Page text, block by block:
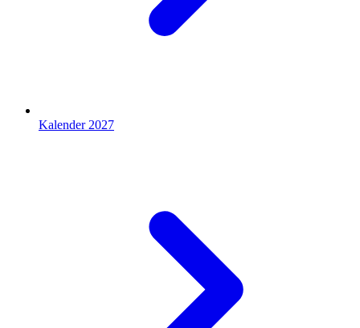
Kalender 2027